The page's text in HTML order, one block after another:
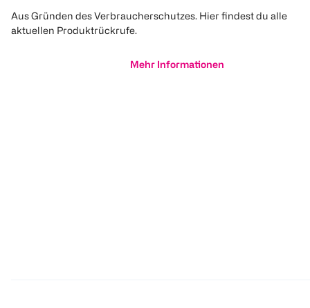
Aus Gründen des Verbraucherschutzes. Hier findest du alle
aktuellen Produktrückrufe.
Mehr Informationen